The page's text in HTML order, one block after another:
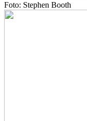
Foto: Stephen Booth